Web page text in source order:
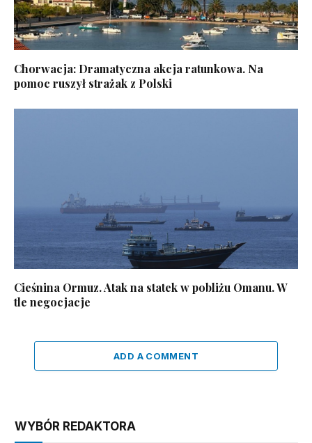
Chorwacja: Dramatyczna akcja ratunkowa. Na
pomoc ruszył strażak z Polski
Cieśnina Ormuz. Atak na statek w pobliżu Omanu. W
tle negocjacje
ADD A COMMENT
WYBÓR REDAKTORA